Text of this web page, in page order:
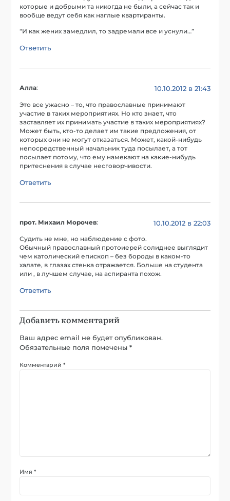
которые и добрыми та никогда не были, а сейчас так и
вообще ведут себя как наглые квартиранты.
“И как жених замедлил, то задремали все и уснули…”
Ответить
Алла: 10.10.2012 в 21:43
Это все ужасно – то, что православные принимают
участие в таких мероприятиях. Но кто знает, что
заставляет их принимать участие в таких мероприятиях?
Может быть, кто-то делает им такие предложения, от
которых они не могут отказаться. Может, какой-нибудь
непосредственный начальник туда посылает, а тот
посылает потому, что ему намекают на какие-нибудь
притеснения в случае несговорчивости.
Ответить
прот. Михаил Морочев: 10.10.2012 в 22:03
Судить не мне, но наблюдение с фото.
Обычный православный протоиерей солиднее выглядит
чем католический епископ – без бороды в каком-то
халате, в глазах стенка отражается. Больше на студента
или , в лучшем случае, на аспиранта похож.
Ответить
Добавить комментарий
Ваш адрес email не будет опубликован.
Обязательные поля помечены*
Комментарий*
Имя*